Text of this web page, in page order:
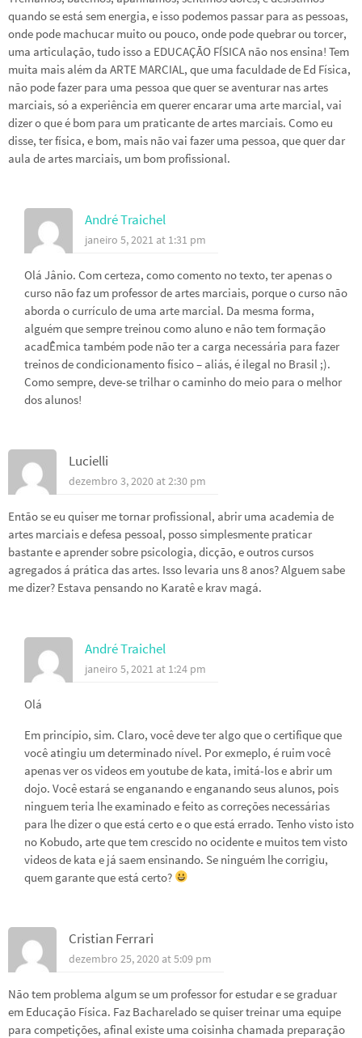
quando se está sem energia, e isso podemos passar para as pessoas,
onde pode machucar muito ou pouco, onde pode quebrar ou torcer,
uma articulação, tudo isso a EDUCAÇÃO FÍSICA não nos ensina! Tem
muita mais além da ARTE MARCIAL, que uma faculdade de Ed Física,
não pode fazer para uma pessoa que quer se aventurar nas artes
marciais, só a experiência em querer encarar uma arte marcial, vai
dizer o que é bom para um praticante de artes marciais. Como eu
disse, ter física, e bom, mais não vai fazer uma pessoa, que quer dar
aula de artes marciais, um bom profissional.
André Traichel
janeiro 5, 2021 at 1:31 pm
Olá Jânio. Com certeza, como comento no texto, ter apenas o
curso não faz um professor de artes marciais, porque o curso não
aborda o currículo de uma arte marcial. Da mesma forma,
alguém que sempre treinou como aluno e não tem formação
acadÊmica também pode não ter a carga necessária para fazer
treinos de condicionamento físico – aliás, é ilegal no Brasil ;).
Como sempre, deve-se trilhar o caminho do meio para o melhor
dos alunos!
Lucielli
dezembro 3, 2020 at 2:30 pm
Então se eu quiser me tornar profissional, abrir uma academia de
artes marciais e defesa pessoal, posso simplesmente praticar
bastante e aprender sobre psicologia, dicção, e outros cursos
agregados á prática das artes. Isso levaria uns 8 anos? Alguem sabe
me dizer? Estava pensando no Karatê e krav magá.
André Traichel
janeiro 5, 2021 at 1:24 pm
Olá
Em princípio, sim. Claro, você deve ter algo que o certifique que
você atingiu um determinado nível. Por exmeplo, é ruim você
apenas ver os videos em youtube de kata, imitá-los e abrir um
dojo. Você estará se enganando e enganando seus alunos, pois
ninguem teria lhe examinado e feito as correções necessárias
para lhe dizer o que está certo e o que está errado. Tenho visto isto
no Kobudo, arte que tem crescido no ocidente e muitos tem visto
videos de kata e já saem ensinando. Se ninguém lhe corrigiu,
quem garante que está certo?
Cristian Ferrari
dezembro 25, 2020 at 5:09 pm
Não tem problema algum se um professor for estudar e se graduar
em Educação Física. Faz Bacharelado se quiser treinar uma equipe
para competições, afinal existe uma coisinha chamada preparação